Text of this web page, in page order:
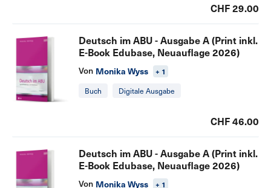
CHF 29.00
Deutsch im ABU - Ausgabe A (Print inkl.
E-Book Edubase, Neuauflage 2026)
Von Monika Wyss + 1
Buch Digitale Ausgabe
CHF 46.00
Deutsch im ABU - Ausgabe A (Print inkl.
E-Book Edubase, Neuauflage 2026)
Von Monika Wyss + 1